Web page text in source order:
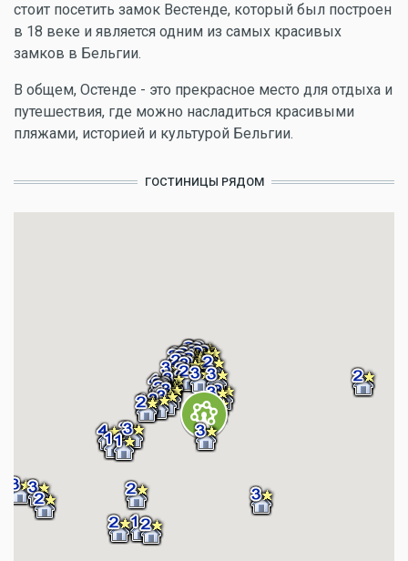
стоит посетить замок Вестенде, который был построен
в 18 веке и является одним из самых красивых
замков в Бельгии.
В общем, Остенде - это прекрасное место для отдыха и
путешествия, где можно насладиться красивыми
пляжами, историей и культурой Бельгии.
ГОСТИНИЦЫ РЯДОМ